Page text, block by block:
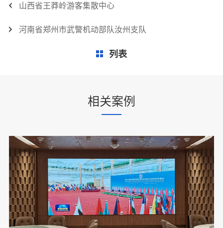
山西省王莽岭游客集散中心
河南省郑州市武警机动部队汝州支队
列表
相关案例